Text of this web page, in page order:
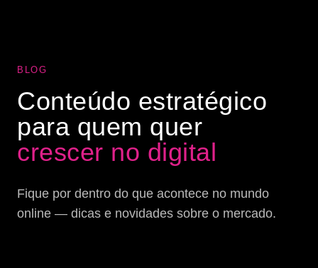
BLOG
Conteúdo estratégico
para quem quer
crescer no digital
Fique por dentro do que acontece no mundo
online — dicas e novidades sobre o mercado.